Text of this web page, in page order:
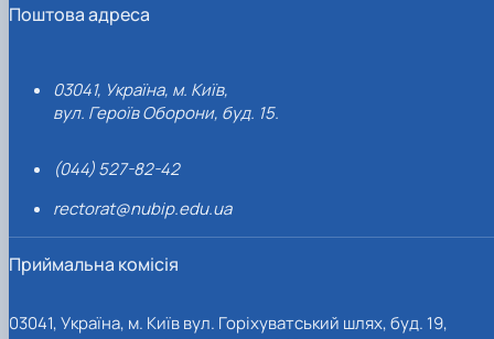
Поштова адреса
03041, Україна, м. Київ,
вул. Героїв Оборони, буд. 15.
(044) 527-82-42
rectorat@nubip.edu.ua
Приймальна комісія
03041, Україна, м. Київ вул. Горіхуватський шлях, буд. 19,